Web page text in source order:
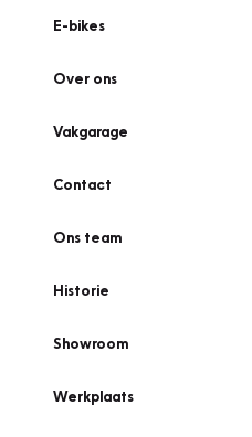
E-bikes
Over ons
Vakgarage
Contact
Ons team
Historie
Showroom
Werkplaats